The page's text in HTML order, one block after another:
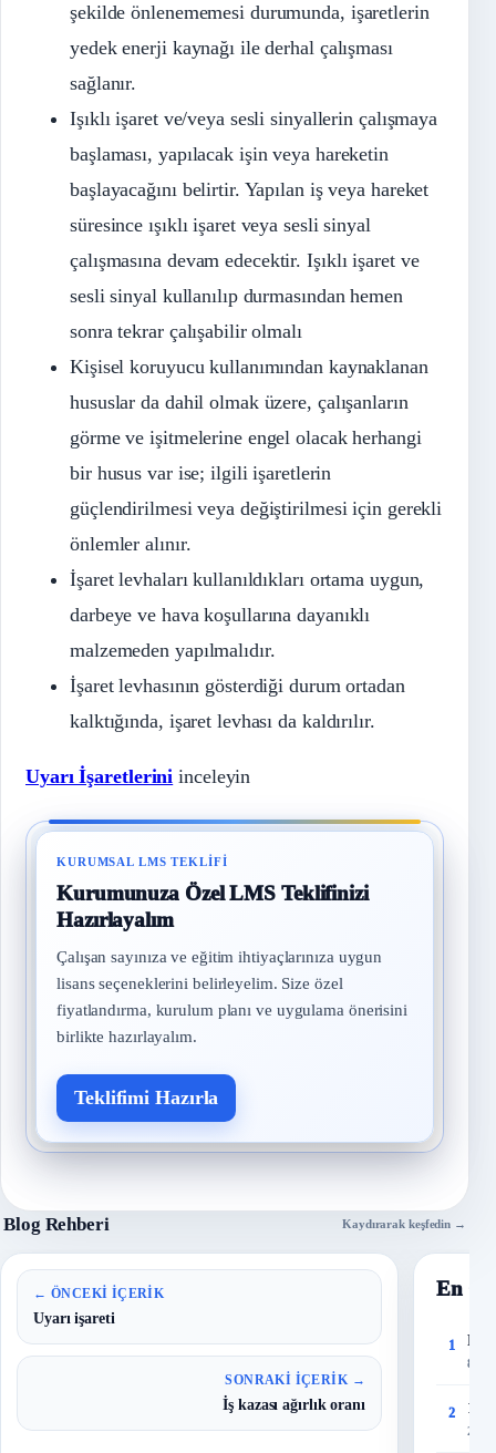
şekilde önlenememesi durumunda, işaretlerin
yedek enerji kaynağı ile derhal çalışması
sağlanır.
Işıklı işaret ve/veya sesli sinyallerin çalışmaya
başlaması, yapılacak işin veya hareketin
başlayacağını belirtir. Yapılan iş veya hareket
süresince ışıklı işaret veya sesli sinyal
çalışmasına devam edecektir. Işıklı işaret ve
sesli sinyal kullanılıp durmasından hemen
sonra tekrar çalışabilir olmalı
Kişisel koruyucu kullanımından kaynaklanan
hususlar da dahil olmak üzere, çalışanların
görme ve işitmelerine engel olacak herhangi
bir husus var ise; ilgili işaretlerin
güçlendirilmesi veya değiştirilmesi için gerekli
önlemler alınır.
İşaret levhaları kullanıldıkları ortama uygun,
darbeye ve hava koşullarına dayanıklı
malzemeden yapılmalıdır.
İşaret levhasının gösterdiği durum ortadan
kalktığında, işaret levhası da kaldırılır.
Uyarı İşaretlerini inceleyin
KURUMSAL LMS TEKLIFI
Kurumunuza Özel LMS Teklifinizi
Hazırlayalım
Çalışan sayınıza ve eğitim ihtiyaçlarınıza uygun
lisans seçeneklerini belirleyelim. Size özel
fiyatlandırma, kurulum planı ve uygulama önerisini
birlikte hazırlayalım.
Teklifimi Hazırla
Blog Rehberi Kaydırarak keşfedin →
← ÖNCEKI İÇERIK
Uyarı işareti
SONRAKI İÇERIK →
İş kazası ağırlık oranı
En
1
8
2 150
27